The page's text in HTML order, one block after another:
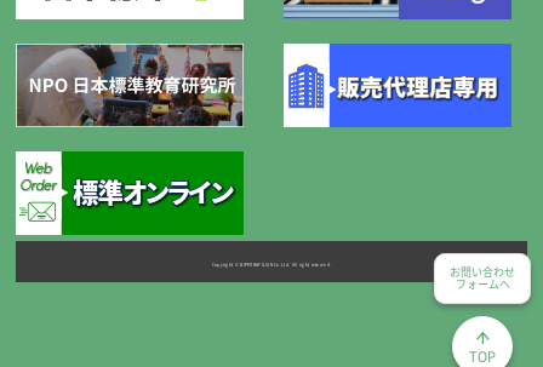
Copyright © NIPPONHYOJUN Co.Ltd. All right reserved.
お問い合わせ
フォームへ
TOP